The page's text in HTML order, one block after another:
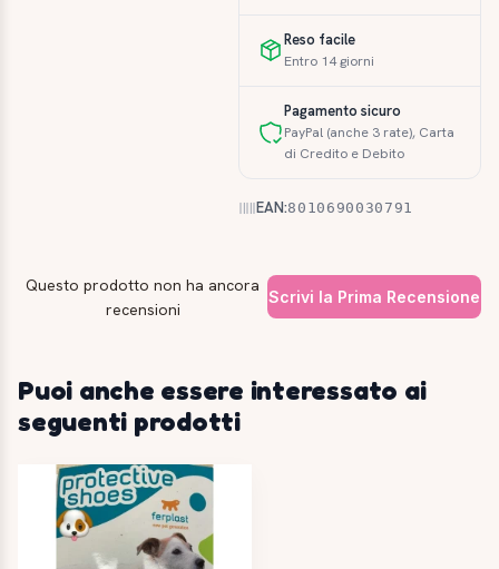
Reso facile
Entro 14 giorni
Pagamento sicuro
PayPal (anche 3 rate), Carta
di Credito e Debito
EAN:8010690030791
Questo prodotto non ha ancora
recensioni
Scrivi la Prima Recensione
Puoi anche essere interessato ai
seguenti prodotti